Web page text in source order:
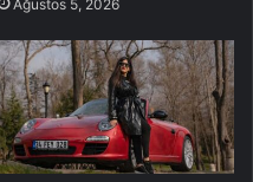
Ağustos 5, 2026